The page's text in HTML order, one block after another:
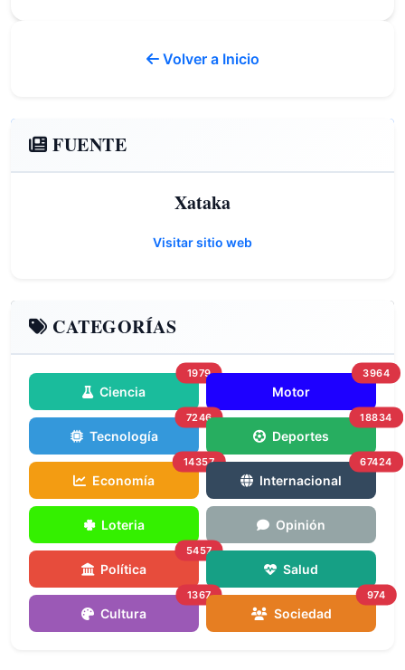
Volver a Inicio
FUENTE
Xataka
Visitar sitio web
CATEGORÍAS
Ciencia
1979
Motor
3964
Tecnología
7246
Deportes
18834
Economía
14357
Internacional
67424
Loteria Opinión
Política
5457
Salud
Cultura
1367
Sociedad
974